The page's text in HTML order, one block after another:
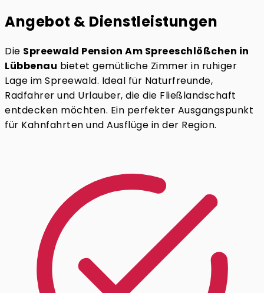
Angebot & Dienstleistungen
Die Spreewald Pension Am Spreeschlößchen in
Lübbenau bietet gemütliche Zimmer in ruhiger
Lage im Spreewald. Ideal für Naturfreunde,
Radfahrer und Urlauber, die die Fließlandschaft
entdecken möchten. Ein perfekter Ausgangspunkt
für Kahnfahrten und Ausflüge in der Region.